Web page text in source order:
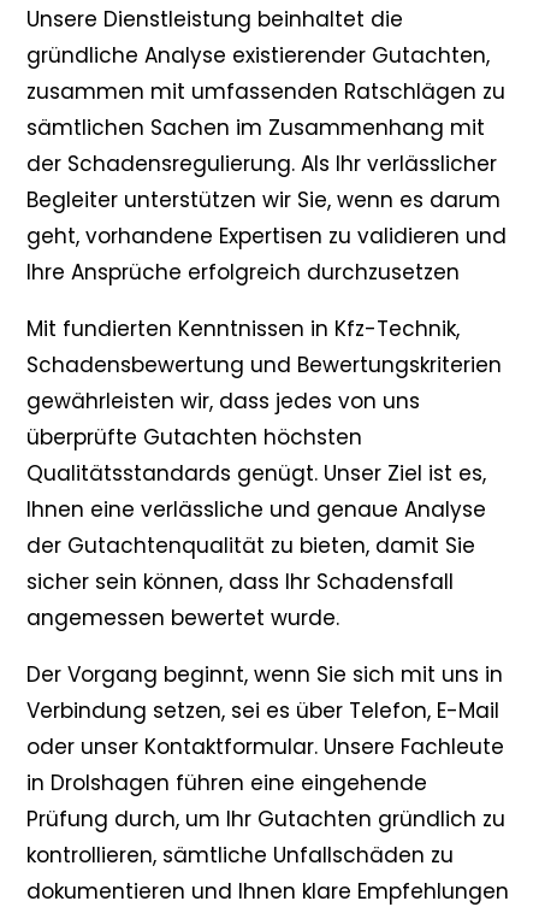
Unsere Dienstleistung beinhaltet die
gründliche Analyse existierender Gutachten,
zusammen mit umfassenden Ratschlägen zu
sämtlichen Sachen im Zusammenhang mit
der Schadensregulierung. Als Ihr verlässlicher
Begleiter unterstützen wir Sie, wenn es darum
geht, vorhandene Expertisen zu validieren und
Ihre Ansprüche erfolgreich durchzusetzen
Mit fundierten Kenntnissen in Kfz-Technik,
Schadensbewertung und Bewertungskriterien
gewährleisten wir, dass jedes von uns
überprüfte Gutachten höchsten
Qualitätsstandards genügt. Unser Ziel ist es,
Ihnen eine verlässliche und genaue Analyse
der Gutachtenqualität zu bieten, damit Sie
sicher sein können, dass Ihr Schadensfall
angemessen bewertet wurde.
Der Vorgang beginnt, wenn Sie sich mit uns in
Verbindung setzen, sei es über Telefon, E-Mail
oder unser Kontaktformular. Unsere Fachleute
in Drolshagen führen eine eingehende
Prüfung durch, um Ihr Gutachten gründlich zu
kontrollieren, sämtliche Unfallschäden zu
dokumentieren und Ihnen klare Empfehlungen